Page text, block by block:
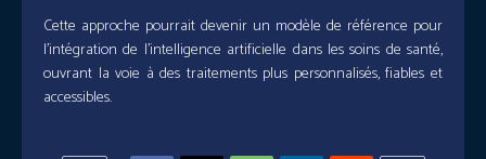
Cette approche pourrait devenir un modèle de référence pour
l’intégration de l’intelligence artificielle dans les soins de santé,
ouvrant la voie à des traitements plus personnalisés, fiables et
accessibles.